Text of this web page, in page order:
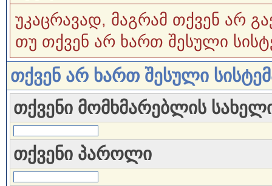
უკაცრავად, მაგრამ თქვენ არ
თუ თქვენ არ ხართ შესული
თქვენ არ ხართ შესული
თქვენი მომხმარებლის
თქვენი პაროლი